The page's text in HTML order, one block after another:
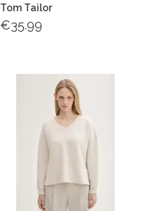
Tom Tailor
€35.99